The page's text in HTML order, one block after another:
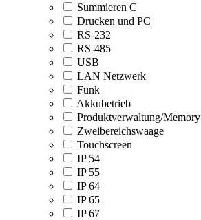
Summieren C
Drucken und PC
RS-232
RS-485
USB
LAN Netzwerk
Funk
Akkubetrieb
Produktverwaltung/Memory
Zweibereichswaage
Touchscreen
IP 54
IP 55
IP 64
IP 65
IP 67